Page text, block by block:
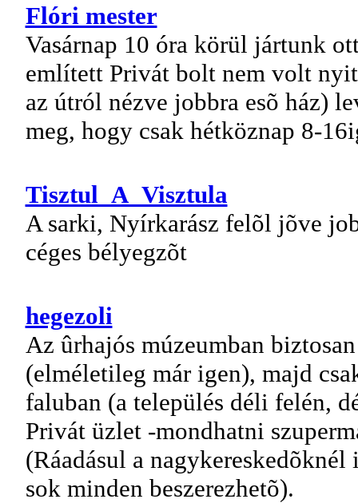
Flóri mester
Vasárnap 10 óra körül jártunk
említett Privát bolt nem volt
az útról nézve jobbra esõ ház)
meg, hogy csak hétköznap 8-
Tisztul_A_Visztula
A sarki, Nyírkarász felõl jõve
céges bélyegzõt
hegezoli
Az ûrhajós múzeumban
(elméletileg már igen), majd
faluban (a település déli felén,
Privát üzlet -mondhatni
(Ráadásul a
sok minden beszerezhetõ).